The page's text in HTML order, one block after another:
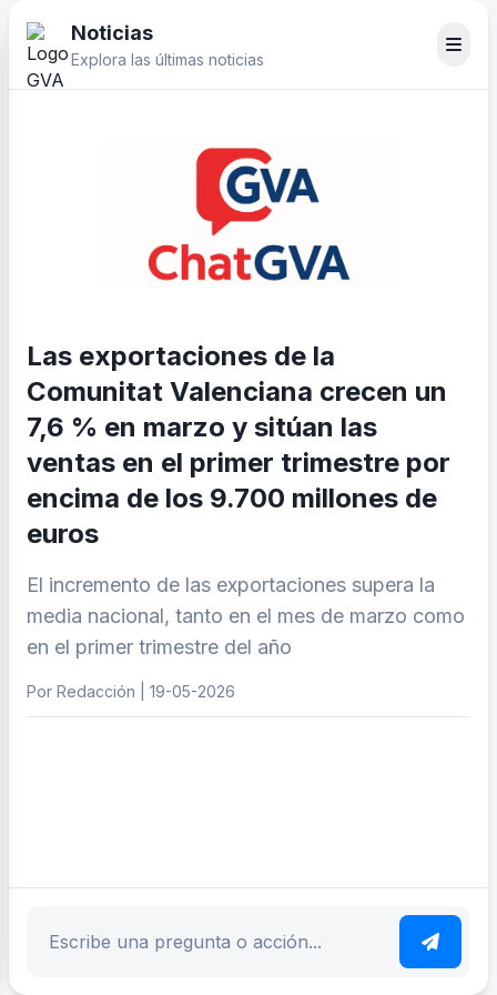
Noticias
Explora las últimas noticias
Las exportaciones de la
Comunitat Valenciana crecen un
7,6 % en marzo y sitúan las
ventas en el primer trimestre por
encima de los 9.700 millones de
euros
El incremento de las exportaciones supera la
media nacional, tanto en el mes de marzo como
en el primer trimestre del año
Por Redacción | 19-05-2026
Escribe tu pregunta